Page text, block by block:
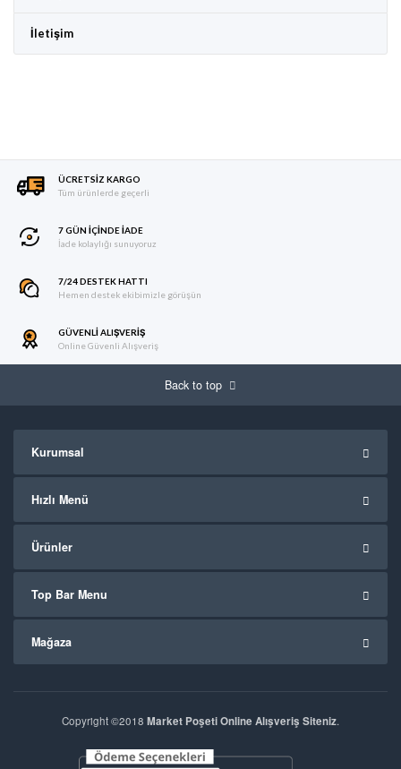
İletişim
ÜCRETSIZ KARGO
Tüm ürünlerde geçerli
7 GÜN IÇINDE İADE
İade kolaylığı sunuyoruz
7/24 DESTEK HATTI
Hemen destek ekibimizle görüşün
GÜVENLI ALIŞVERIŞ
Online Güvenli Alışveriş
Back to top
Kurumsal
Hızlı Menü
Ürünler
Top Bar Menu
Mağaza
Copyright ©2018 Market Poşeti Online Alışveriş Siteniz.